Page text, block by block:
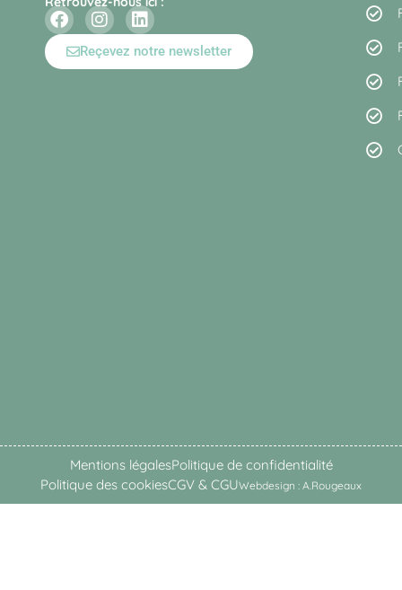
Reçevez notre newsletter
Mentions légalesPolitique de confidentialité
Politique des cookiesCGV & CGUWebdesign : A.Rougeaux